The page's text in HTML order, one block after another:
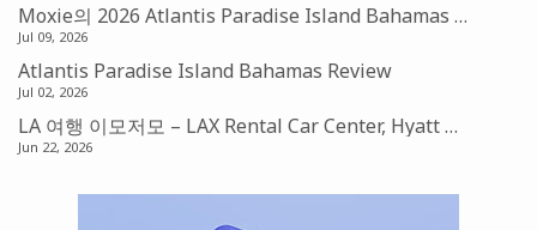
Moxie의 2026 Atlantis Paradise Island Bahamas 맛집기행 – Amber, Fish by Jose Andres, Nobu Restaurant
Jul 09, 2026
Atlantis Paradise Island Bahamas Review
Jul 02, 2026
LA 여행 이모저모 – LAX Rental Car Center, Hyatt Place Suite, Laguna Beach, 그리고 LA Dodgers
Jun 22, 2026